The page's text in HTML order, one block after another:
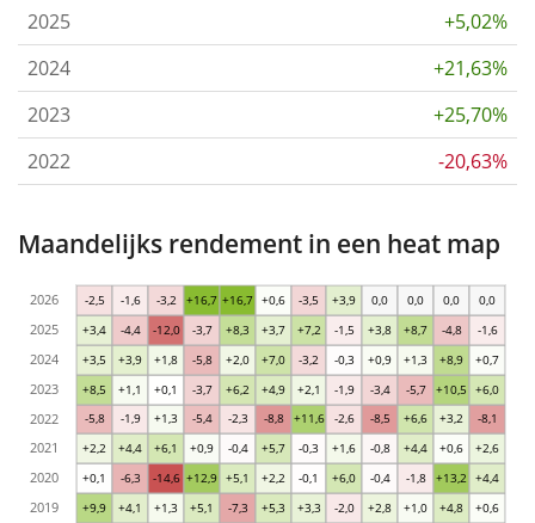
2025
+5,02%
2024
+21,63%
2023
+25,70%
2022
-20,63%
Maandelijks rendement in een heat map
+9,9 +4,1 +1,3 +5,1 -7,3 +5,3 +3,3 -2,0 +2,8 +1,0 +4,8 +0,6
+0,1 -6,3 -14,6 +12,9 +5,1 +2,2 -0,1 +6,0 -0,4 -1,8 +13,2 +4,4
+2,2 +4,4 +6,1 +0,9 -0,4 +5,7 -0,3 +1,6 -0,8 +4,4 +0,6 +2,6
-5,8 -1,9 +1,3 -5,4 -2,3 -8,8 +11,6 -2,6 -8,5 +6,6 +3,2 -8,1
+8,5 +1,1 +0,1 -3,7 +6,2 +4,9 +2,1 -1,9 -3,4 -5,7 +10,5 +6,0
+3,5 +3,9 +1,8 -5,8 +2,0 +7,0 -3,2 -0,3 +0,9 +1,3 +8,9 +0,7
+3,4 -4,4 -12,0 -3,7 +8,3 +3,7 +7,2 -1,5 +3,8 +8,7 -4,8 -1,6
-2,5 -1,6 -3,2 +16,7 +16,7 +0,6 -3,5 +3,9 0,0 0,0 0,0 0,0
2019
2020
2021
2022
2023
2024
2025
2026